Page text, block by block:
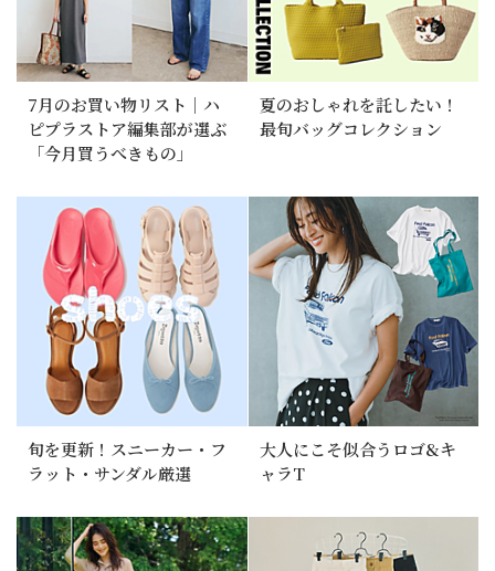
7月のお買い物リスト｜ハ
ピプラストア編集部が選ぶ
「今月買うべきもの」
夏のおしゃれを託したい！
最旬バッグコレクション
旬を更新！スニーカー・フ
ラット・サンダル厳選
大人にこそ似合うロゴ&キ
ャラT